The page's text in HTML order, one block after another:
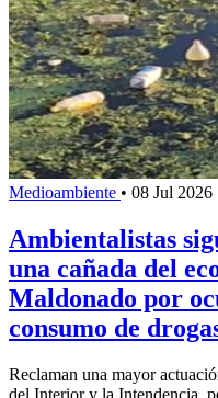
Medioambiente • 08 Jul 2026
Ambientalistas
una cañada del
Maldonado por
consumo de
Reclaman una mayor
del Interior y la Intendencia,